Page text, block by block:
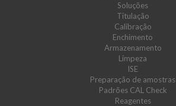
Soluções
Titulação
Calibração
Enchimento
Armazenamento
Limpeza
ISE
Preparação de amostras
Padrões CAL Check
Reagentes